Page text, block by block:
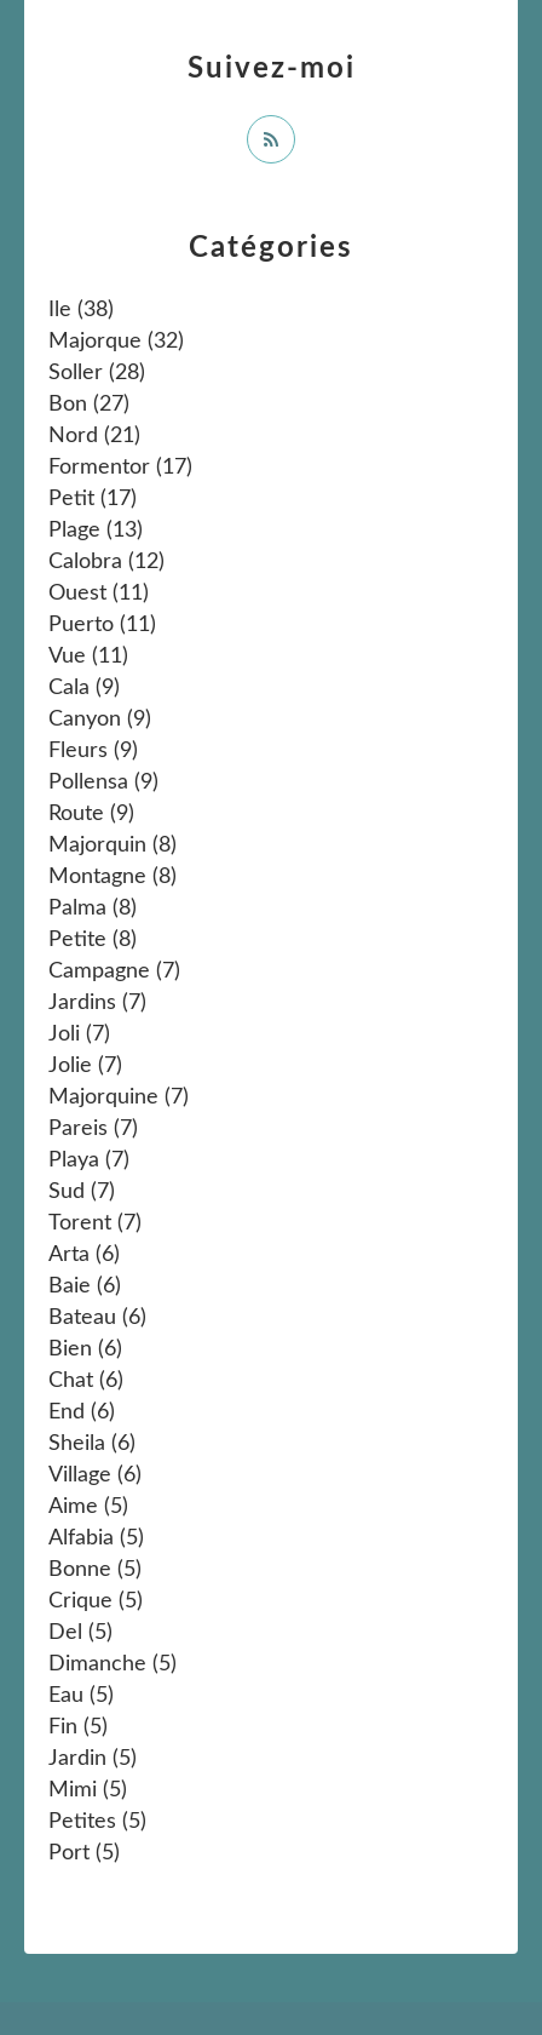
Catégories
Ile (38)
Majorque (32)
Soller (28)
Bon (27)
Nord (21)
Formentor (17)
Petit (17)
Plage (13)
Calobra (12)
Ouest (11)
Puerto (11)
Vue (11)
Cala (9)
Canyon (9)
Fleurs (9)
Pollensa (9)
Route (9)
Majorquin (8)
Montagne (8)
Palma (8)
Petite (8)
Campagne (7)
Jardins (7)
Joli (7)
Jolie (7)
Majorquine (7)
Pareis (7)
Playa (7)
Sud (7)
Torent (7)
Arta (6)
Baie (6)
Bateau (6)
Bien (6)
Chat (6)
End (6)
Sheila (6)
Village (6)
Aime (5)
Alfabia (5)
Bonne (5)
Crique (5)
Del (5)
Dimanche (5)
Eau (5)
Fin (5)
Jardin (5)
Mimi (5)
Petites (5)
Port (5)
Suivez-moi